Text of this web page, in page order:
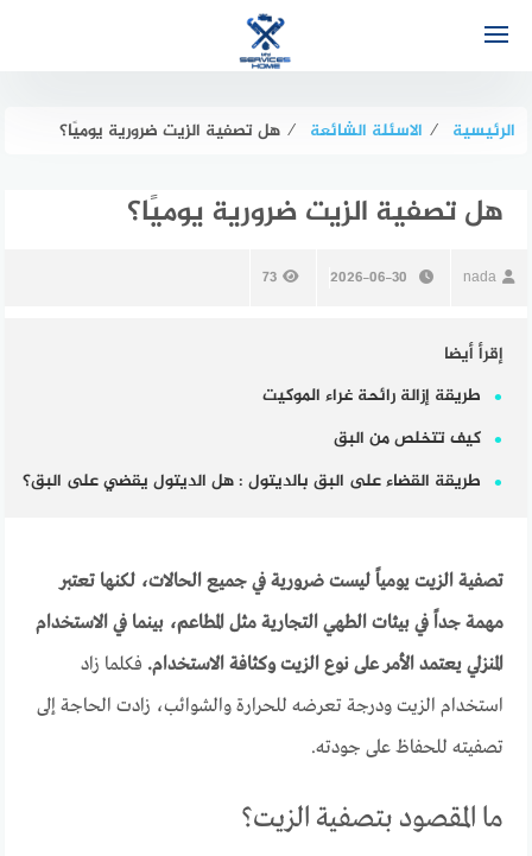
الرئيسية ⁄ الاسئلة الشائعة ⁄ هل تصفية الزيت ضرورية يوميًا؟
هل تصفية الزيت ضرورية يوميًا؟
nada
2026-06-30
73
إقرأ أيضا
طريقة إزالة رائحة غراء الموكيت
كيف تتخلص من البق
طريقة القضاء على البق بالديتول : هل الديتول يقضي على البق؟
تصفية الزيت يومياً ليست ضرورية في جميع الحالات، لكنها تعتبر
مهمة جداً في بيئات الطهي التجارية مثل المطاعم، بينما في الاستخدام
المنزلي يعتمد الأمر على نوع الزيت وكثافة الاستخدام. فكلما زاد
استخدام الزيت ودرجة تعرضه للحرارة والشوائب، زادت الحاجة إلى
تصفيته للحفاظ على جودته.
ما المقصود بتصفية الزيت؟